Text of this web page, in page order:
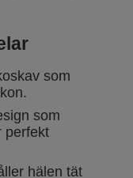
som
som
perfekt
hälen tät